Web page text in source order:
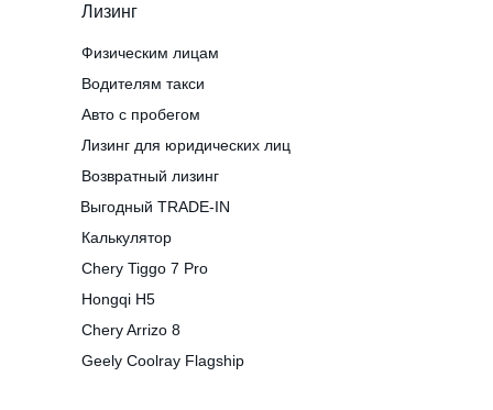
Лизинг
Водителям такси
Физическим лицам
Авто с пробегом
Geely Coolray Flagship
Лизинг для юридических лиц
Калькулятор
Chery Tiggo 7 Pro
Chery Arrizo 8
Hongqi H5
Возвратный лизинг
Выгодный TRADE-IN